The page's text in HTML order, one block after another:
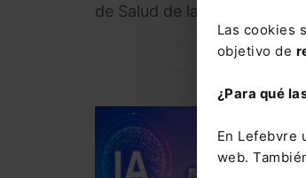
Las cookies
objetivo de
¿Para qué
En Lefebvre
web.
de Salud de las
Curso
límites